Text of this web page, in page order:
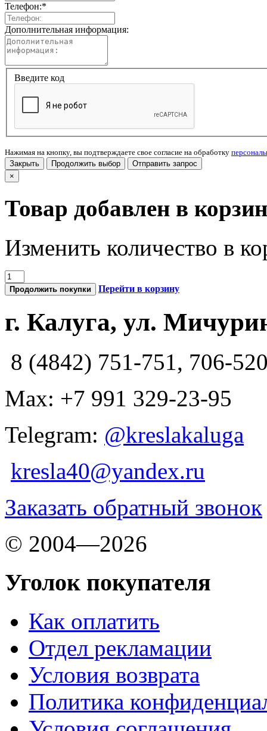
Телефон:*
Дополнительная информация:
Введите код
Нажимая на кнопку, вы подтверждаете свое согласие на обработку
Закрыть
Продолжить выбор
Отправить запрос
×
Товар добавлен в
Изменить количество в
Продолжить покупки Перейти в корзину
г. Калуга, ул.
8 (4842) 751-751, 706-
Max: +7 991 329-23-95
Telegram: @kreslakaluga
kresla40@yandex.ru
Заказать обратный звонок
© 2004—2026
Уголок покупателя
Как оплатить
Отдел рекламации
Условия возврата
Политика